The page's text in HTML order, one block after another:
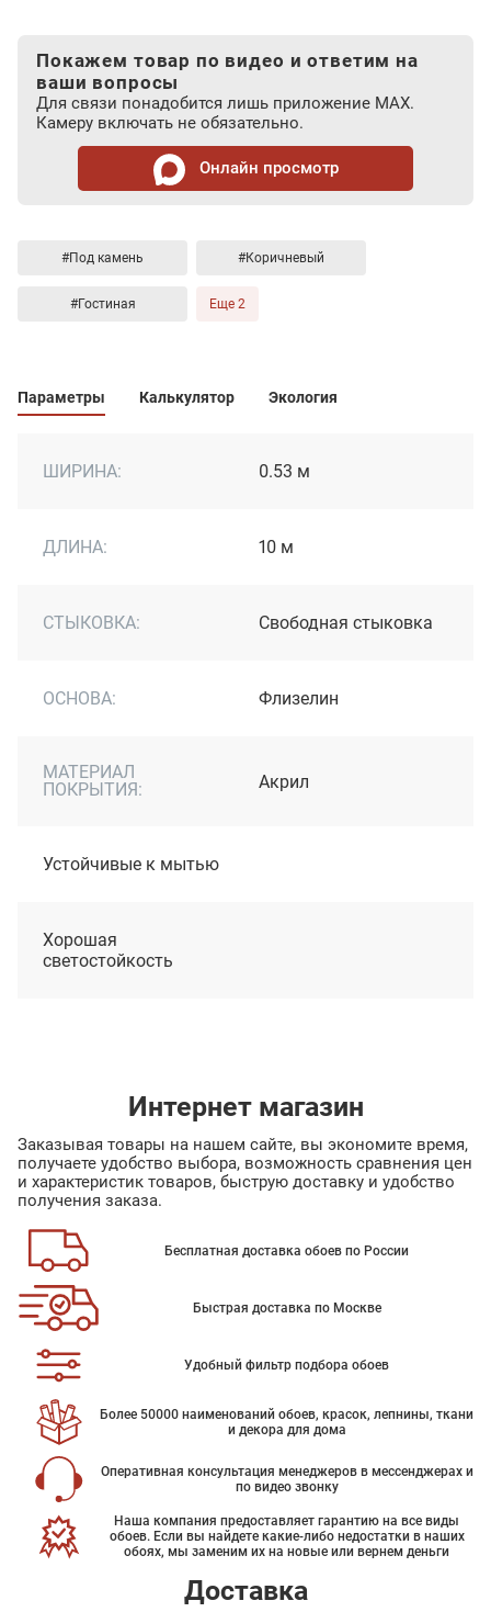
Покажем товар по видео и ответим на
ваши вопросы
Для связи понадобится лишь приложение MAX.
Камеру включать не обязательно.
Онлайн просмотр
#Под камень #Коричневый
#Гостиная Еще 2
Параметры Калькулятор Экология
ШИРИНА: 0.53 м
ДЛИНА: 10 м
СТЫКОВКА: Свободная стыковка
ОСНОВА: Флизелин
МАТЕРИАЛ
ПОКРЫТИЯ:
Акрил
Устойчивые к мытью
Хорошая
светостойкость
Интернет магазин
Заказывая товары на нашем сайте, вы экономите время,
получаете удобство выбора, возможность сравнения цен
и характеристик товаров, быструю доставку и удобство
получения заказа.
Бесплатная доставка обоев по России
Быстрая доставка по Москве
Удобный фильтр подбора обоев
Более 50000 наименований обоев, красок, лепнины, ткани
и декора для дома
Оперативная консультация менеджеров в мессенджерах и
по видео звонку
Наша компания предоставляет гарантию на все виды
обоев. Если вы найдете какие-либо недостатки в наших
обоях, мы заменим их на новые или вернем деньги
Доставка